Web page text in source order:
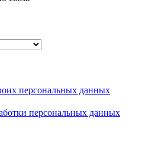
персональных данных
персональных данных